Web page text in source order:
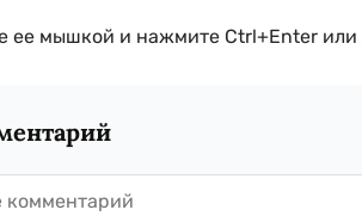
ее мышкой и нажмите Ctrl+Enter или